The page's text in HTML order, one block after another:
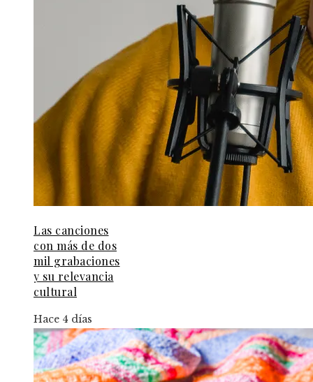
Las canciones
con más de dos
mil grabaciones
y su relevancia
cultural
Hace 4 días